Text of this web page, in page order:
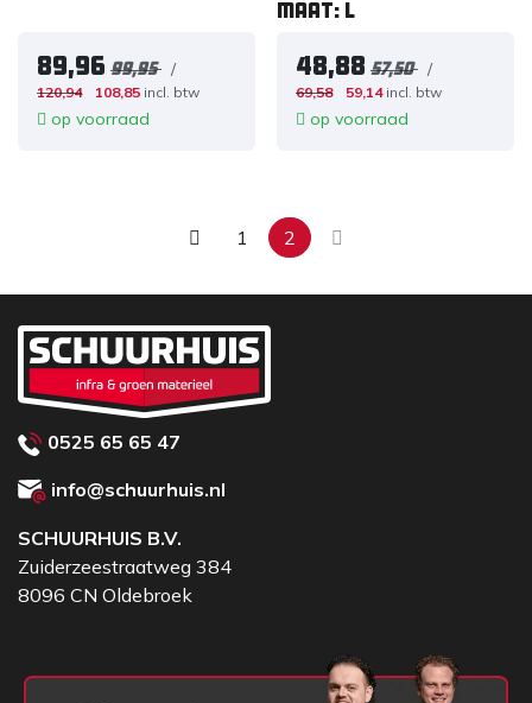
89,96 99,95 /
120,94 108,85 incl. btw
op voorraad
maat: L
48,88 57,50 /
69,58 59,14 incl. btw
op voorraad
1 2
0525 65 65 47
info@schuurhuis.nl
SCHUURHUIS B.V.
Zuiderzeestraatweg 384
8096 CN Oldebroek